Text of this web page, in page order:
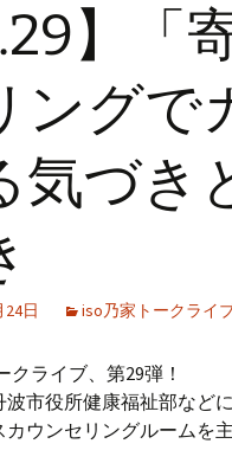
】「
ングで
気づき
24日 iso乃家トークライ
クライブ、第29弾！
波市役所健康福祉部など
カウンセリングルームを